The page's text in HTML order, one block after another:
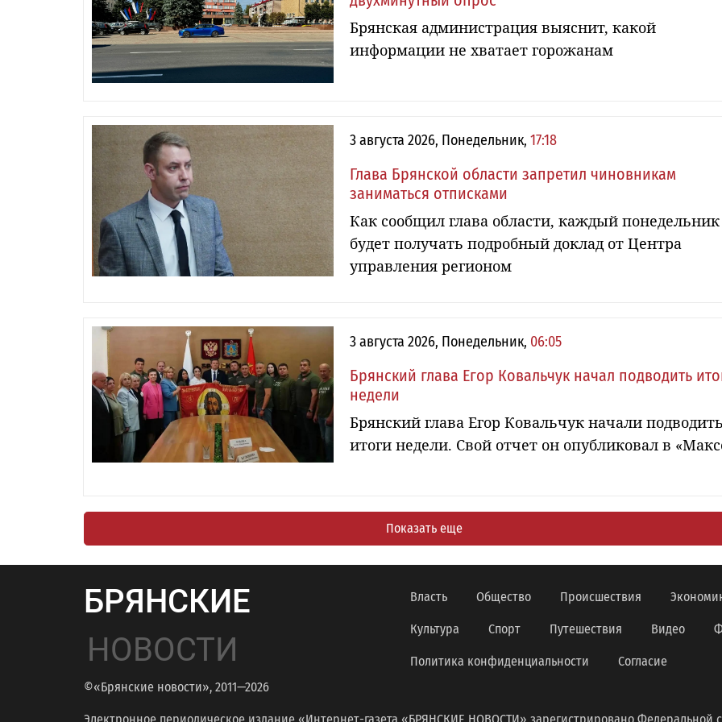
Брянская администрация выяснит, какой
информации не хватает горожанам
3 августа 2026, Понедельник, 17:18
Глава Брянской области запретил чиновникам
заниматься отписками
Как сообщил глава области, каждый
будет получать подробный доклад от Центра
управления регионом
3 августа 2026, Понедельник, 06:05
Брянский глава Егор Ковальчук начал подводить
недели
Брянский глава Егор Ковальчук начали
итоги недели. Свой отчет он опубликовал в
Показать еще
БРЯНСКИЕ
НОВОСТИ
©«Брянские новости», 2011—2026
Власть Общество Происшествия
Культура Спорт Путешествия Видео
Политика конфиденциальности Согласие